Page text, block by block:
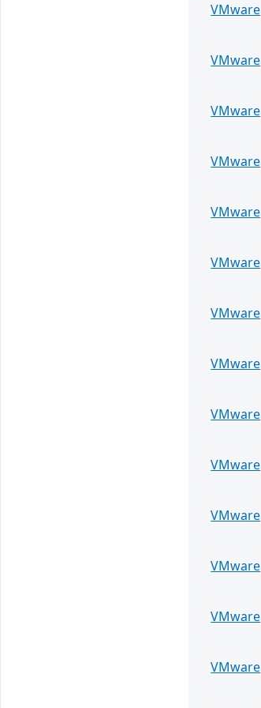
VMware
VMware
VMware
VMware
VMware
VMware
VMware
VMware
VMware
VMware
VMware
VMware
VMware
VMware